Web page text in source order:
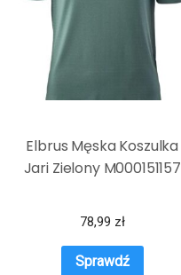
Elbrus Męska Koszulka
Jari Zielony M000151157
78,99 zł
Sprawdź